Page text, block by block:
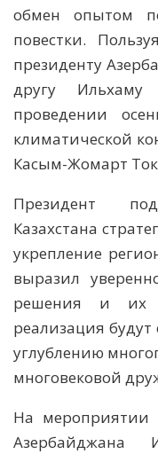
обмен опытом
повестки.
президенту
другу
проведении
климатической
Касым-Жомарт
Президент
Казахстана
укрепление
выразил
решения и их
реализация
углублению
многовековой
На мероприятии